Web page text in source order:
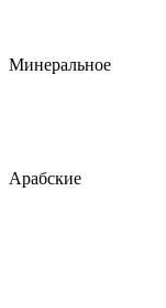
Минеральное
Арабские